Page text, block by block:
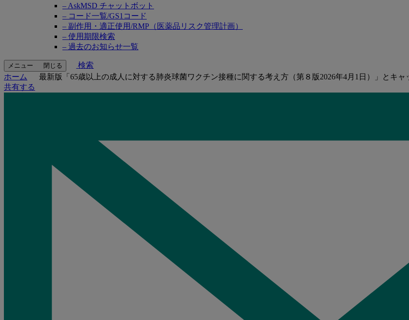
– AskMSD チャットボット
– コード一覧/GS1コード
– 副作用・適正使用/RMP（医薬品リスク管理計画）
– 使用期限検索
– 過去のお知らせ一覧
メニュー 閉じる
検索
ホーム
最新版「65歳以上の成人に対する肺炎球菌ワクチン接種に関する考え方（第８版2026年4月1日）」とキ
共有する